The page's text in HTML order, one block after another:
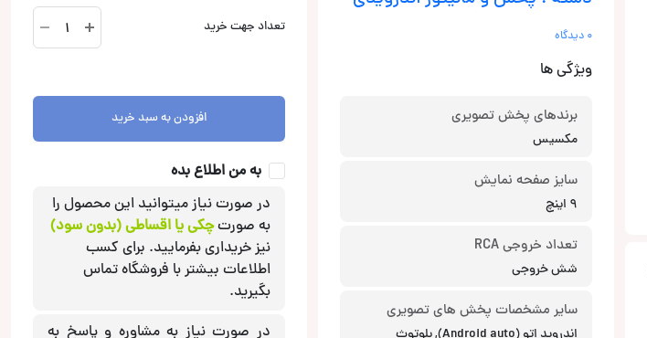
0 دیدگاه
ویژگی ها
برندهای پخش تصویری
مکسیس
سایز صفحه نمایش
9 اینچ
تعداد خروجی RCA
شش خروجی
سایر مشخصات پخش های تصویری
تعداد جهت خرید
MX-
260
عدد
افزودن به سبد خرید
به من اطلاع بده
در صورت نیاز میتوانید این محصول را
به صورتچکی یا اقساطی (بدون سود)
نیز خریداری بفرمایید. برای کسب
اطلاعات بیشتر با فروشگاه تماس
بگیرید.
در صورت نیاز به مشاوره و پاسخ به